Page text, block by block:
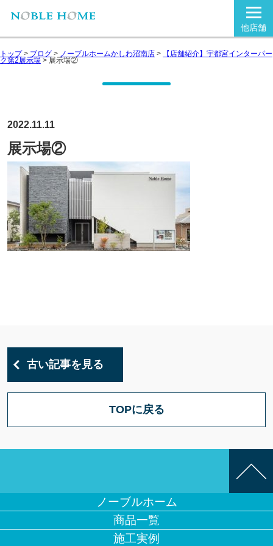
他店舗
トップ> ブログ > ノーブルホームかしわ沼南店 > 【店舗紹介】宇都宮インターパー
ク第2展示場 > 展示場②
2022.11.11
展示場②
古い記事を見る
TOPに戻る
ノーブルホーム
商品一覧
施工実例